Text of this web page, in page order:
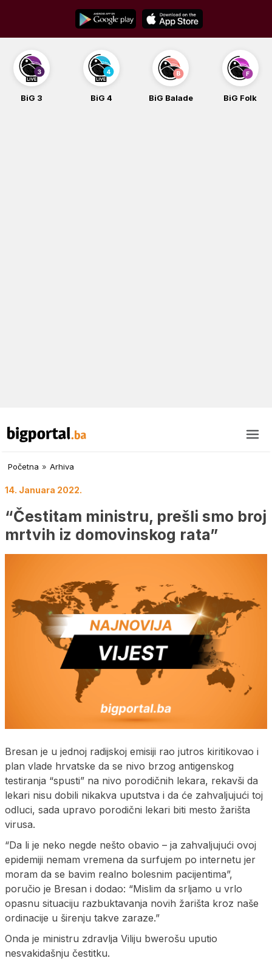
content
BiG 3 BiG 4 BiG Balade BiG Folk
Početna » Arhiva
14. Januara 2022.
“Čestitam ministru, prešli smo broj
mrtvih iz domovinskog rata”
Bresan je u jednoj radijskoj emisiji rao jutros kiritikovao i
plan vlade hrvatske da se nivo brzog antigenskog
testiranja “spusti” na nivo porodičnih lekara, rekavši da
lekari nisu dobili nikakva uputstva i da će zahvaljujući toj
odluci, sada upravo porodični lekari biti mesto žarišta
virusa.
“Da li je neko negde nešto obavio – ja zahvaljujući ovoj
epidemiji nemam vremena da surfujem po internetu jer
moram da se bavim realno bolesnim pacijentima”,
poručio je Bresan i dodao: “Mislim da srljamo u vrlo
opasnu situaciju razbuktavanja novih žarišta kroz naše
ordinacije u širenju takve zaraze.”
Onda je ministru zdravlja Viliju bwerošu uputio
nesvakidašnju čestitku.